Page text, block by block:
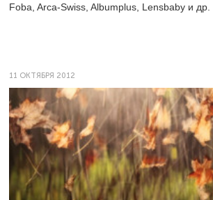
Foba, Arca-Swiss, Albumplus, Lensbaby и др.
11 ОКТЯБРЯ 2012